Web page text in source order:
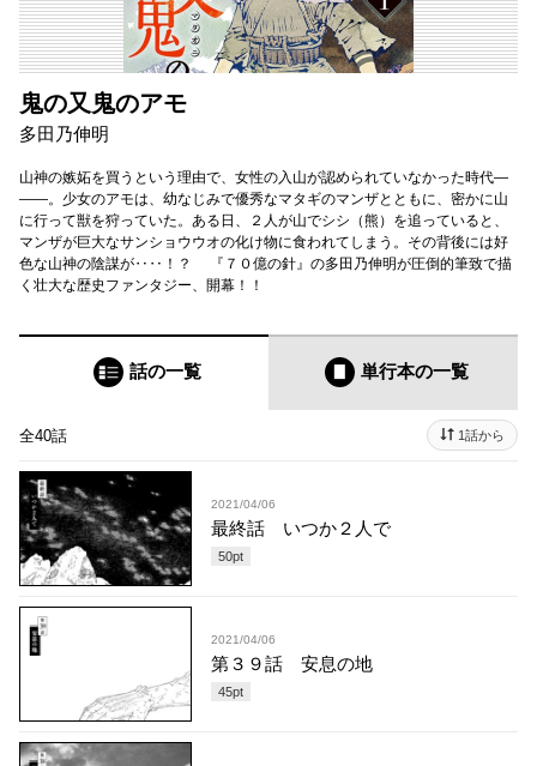
鬼の又鬼のアモ
多田乃伸明
山神の嫉妬を買うという理由で、女性の入山が認められていなかった時代―
――。少女のアモは、幼なじみで優秀なマタギのマンザとともに、密かに山
に行って獣を狩っていた。ある日、２人が山でシシ（熊）を追っていると、
マンザが巨大なサンショウウオの化け物に食われてしまう。その背後には好
色な山神の陰謀が‥‥！？ 『７０億の針』の多田乃伸明が圧倒的筆致で描
く壮大な歴史ファンタジー、開幕！！
話の一覧 単行本の一覧
全40話 1話から
2021/04/06
最終話 いつか２人で
50pt
2021/04/06
第３９話 安息の地
45pt